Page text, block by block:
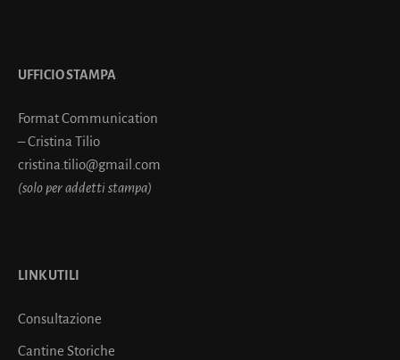
UFFICIO STAMPA
Format Communication
– Cristina Tilio
cristina.tilio@gmail.com
(solo per addetti stampa)
LINK UTILI
Consultazione
Cantine Storiche